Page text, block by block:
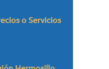
o Servicios